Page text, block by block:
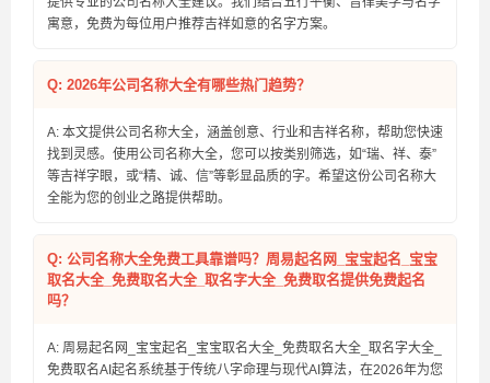
寓意，免费为每位用户推荐吉祥如意的名字方案。
Q: 2026年公司名称大全有哪些热门趋势？
A: 本文提供公司名称大全，涵盖创意、行业和吉祥名称，帮助您快速
找到灵感。使用公司名称大全，您可以按类别筛选，如“瑞、祥、泰”
等吉祥字眼，或“精、诚、信”等彰显品质的字。希望这份公司名称大
全能为您的创业之路提供帮助。
Q: 公司名称大全免费工具靠谱吗？周易起名网_宝宝起名_宝宝
取名大全_免费取名大全_取名字大全_免费取名提供免费起名
吗？
A: 周易起名网_宝宝起名_宝宝取名大全_免费取名大全_取名字大全_
免费取名AI起名系统基于传统八字命理与现代AI算法，在2026年为您